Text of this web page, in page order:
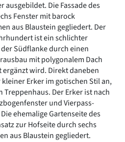
ausgebildet. Die Fassade des
Fenster mit barock
aus Blaustein gegliedert. Der
ist ein schlichter
Südflanke durch einen
mit polygonalem Dach
wird. Direkt daneben
Erker im gotischen Stil an,
Der Erker ist nach
und Vierpass-
ehemalige Gartenseite des
zur Hofseite durch sechs
aus Blaustein gegliedert.